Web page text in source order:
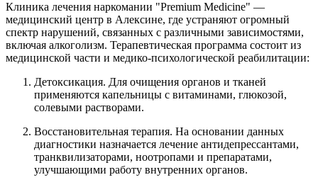
Клиника лечения наркомании "Premium Medicine" —
медицинский центр в Алексине, где устраняют огромный
спектр нарушений, связанных с различными зависимостями,
включая алкоголизм. Терапевтическая программа состоит из
медицинской части и медико-психологической реабилитации:
Детоксикация. Для очищения органов и тканей
применяются капельницы с витаминами, глюкозой,
солевыми растворами.
Восстановительная терапия. На основании данных
диагностики назначается лечение антидепрессантами,
транквилизаторами, ноотропами и препаратами,
улучшающими работу внутренних органов.